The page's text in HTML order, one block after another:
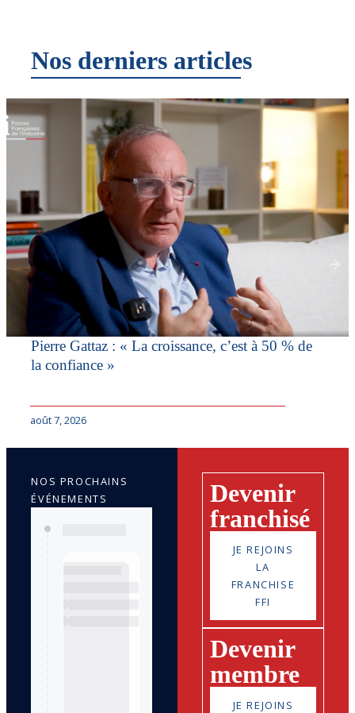
Nos derniers articles
Pierre Gattaz : « La croissance, c’est à 50 % de
la confiance »
août 7, 2026
Devenir
franchisé
JE REJOINS
LA
FRANCHISE
FFI
Devenir
membre
JE REJOINS
NOS PROCHAINS
ÉVÉNEMENTS